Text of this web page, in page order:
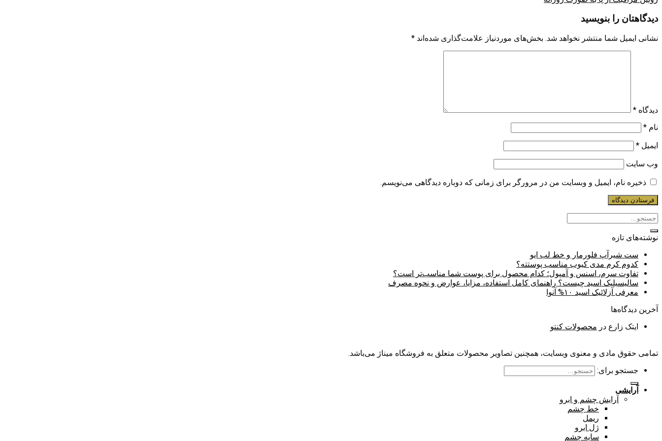
دیدگاهتان را بنویسید
نشانی ایمیل شما منتشر نخواهد شد. بخش‌های موردنیاز علامت‌گذاری شده‌اند *
دیدگاه *
نام *
ایمیل *
وب‌ سایت
ذخیره نام، ایمیل و وبسایت من در مرورگر برای زمانی که دوباره دیدگاهی می‌نویسم.
نوشته‌های تازه
ست شیرآپ فلورمار و خط لب ایو
کدوم کرم مدی کیوب مناسب پوستته؟
تفاوت سرم، اسنس و آمپول؛ کدام محصول برای پوست شما مناسب‌تر است؟
سالیسیلیک اسید چیست؟ راهنمای کامل استفاده، مزایا، عوارض و نحوه مصرف
معرفی آزلائیک اسید ۱۰% آنوا
آخرین دیدگاه‌ها
ایتک زارع در محصولات کنتو
تمامی حقوق مادی و معنوی وبسایت، همچنین تصاویر محصولات متعلق به فروشگاه میناژ می‌باشد.
جستجو برای:
آرایشی
آرایش چشم و ابرو
خط چشم
ریمل
ژل ابرو
سایه چشم